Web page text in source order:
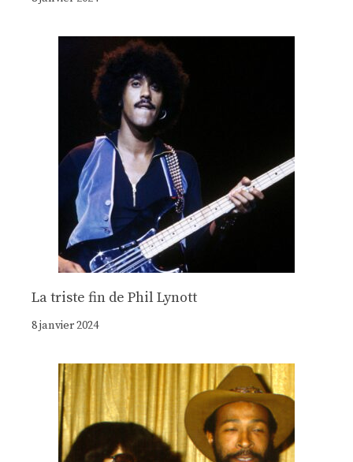
La triste fin de Phil Lynott
8 janvier 2024